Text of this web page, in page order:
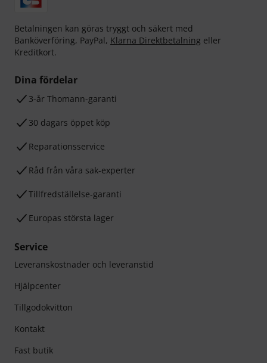
Betalningen kan göras tryggt och säkert med
Banköverföring, PayPal, Klarna Direktbetalning eller
Kreditkort.
Dina fördelar
3-år Thomann-garanti
30 dagars öppet köp
Reparationsservice
Råd från våra sak-experter
Tillfredställelse-garanti
Europas största lager
Service
Leveranskostnader och leveranstid
Hjälpcenter
Tillgodokvitton
Kontakt
Fast butik